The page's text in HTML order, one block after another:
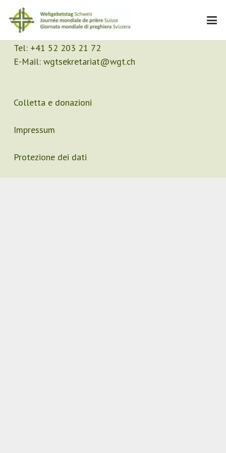
Contatto
Segretariato
Tel: +41 52 203 21 72
E-Mail: wgtsekretariat@wgt.ch
Colletta e donazioni
Impressum
Protezione dei dati